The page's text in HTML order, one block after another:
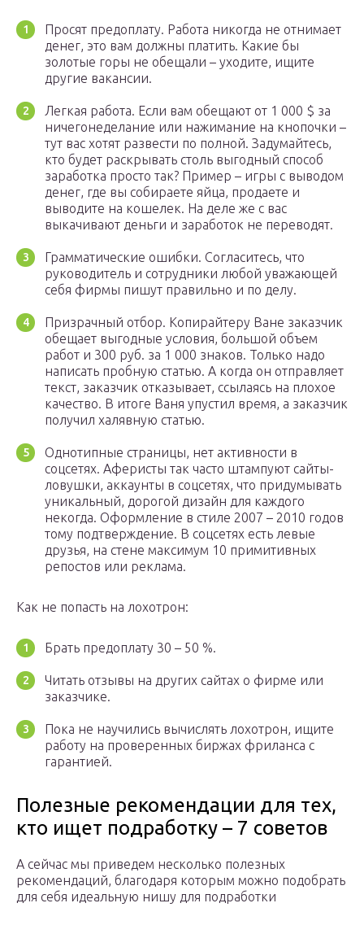
Просят предоплату. Работа никогда не отнимает
денег, это вам должны платить. Какие бы
золотые горы не обещали – уходите, ищите
другие вакансии.
Легкая работа. Если вам обещают от 1 000 $ за
ничегонеделание или нажимание на кнопочки –
тут вас хотят развести по полной. Задумайтесь,
кто будет раскрывать столь выгодный способ
заработка просто так? Пример – игры с выводом
денег, где вы собираете яйца, продаете и
выводите на кошелек. На деле же с вас
выкачивают деньги и заработок не переводят.
Грамматические ошибки. Согласитесь, что
руководитель и сотрудники любой уважающей
себя фирмы пишут правильно и по делу.
Призрачный отбор. Копирайтеру Ване заказчик
обещает выгодные условия, большой объем
работ и 300 руб. за 1 000 знаков. Только надо
написать пробную статью. А когда он отправляет
текст, заказчик отказывает, ссылаясь на плохое
качество. В итоге Ваня упустил время, а заказчик
получил халявную статью.
Однотипные страницы, нет активности в
соцсетях. Аферисты так часто штампуют сайты-
ловушки, аккаунты в соцсетях, что придумывать
уникальный, дорогой дизайн для каждого
некогда. Оформление в стиле 2007 – 2010 годов
тому подтверждение. В соцсетях есть левые
друзья, на стене максимум 10 примитивных
репостов или реклама.
Как не попасть на лохотрон:
Брать предоплату 30 – 50 %.
Читать отзывы на других сайтах о фирме или
заказчике.
Пока не научились вычислять лохотрон, ищите
работу на проверенных биржах фриланса с
гарантией.
Полезные рекомендации для тех,
кто ищет подработку – 7 советов
А сейчас мы приведем несколько полезных
рекомендаций, благодаря которым можно подобрать
для себя идеальную нишу для подработки